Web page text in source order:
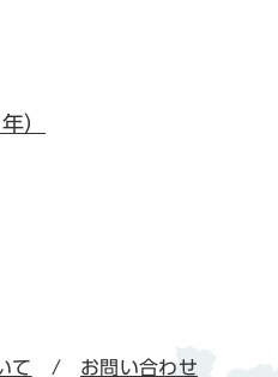
）
て お問い合わせ